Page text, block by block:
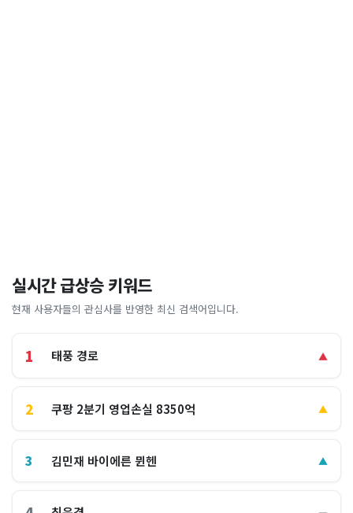
실시간 급상승 키워드
현재 사용자들의 관심사를 반영한 최신 검색어입니다.
1 태풍 경로 ▲
2 쿠팡 2분기 영업손실 8350억 ▲
3 김민재 바이에른 뮌헨 ▲